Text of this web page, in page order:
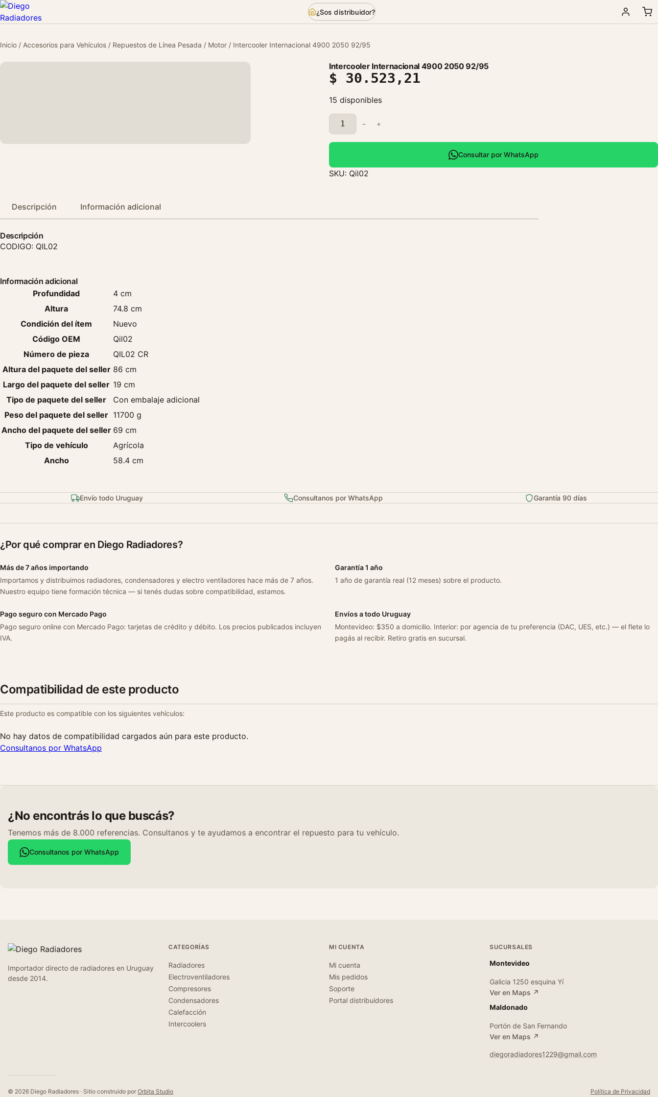
¿Sos distribuidor?
Inicio / Accesorios para Vehículos / Repuestos de Línea Pesada / Motor / Intercooler Internacional 4900 2050 92/95
Intercooler Internacional 4900 2050 92/95
$ 30.523,21
15 disponibles
I
n
t
r
c
9
− +
Consultar por WhatsApp
SKU: Qil02
Descripción Información adicional
Descripción
CODIGO: QIL02
Información adicional
Profundidad
4 cm
Altura
74.8 cm
Condición del ítem
Nuevo
Código OEM
Qil02
Número de pieza
QIL02 CR
Altura del paquete del seller 86 cm
Largo del paquete del seller 19 cm
Tipo de paquete del seller
Con embalaje adicional
Peso del paquete del seller 11700 g
Ancho del paquete del seller 69 cm
Tipo de vehículo
Agrícola
Ancho
58.4 cm
Envío todo Uruguay Consultanos por WhatsApp Garantía 90 días
¿Por qué comprar en Diego Radiadores?
Más de 7 años importando
Importamos y distribuimos radiadores, condensadores y electro ventiladores hace más de 7 años.
Nuestro equipo tiene formación técnica — si tenés dudas sobre compatibilidad, estamos.
Garantía 1 año
1 año de garantía real (12 meses) sobre el producto.
Pago seguro con Mercado Pago
Pago seguro online con Mercado Pago: tarjetas de crédito y débito. Los precios publicados incluyen
IVA.
Envíos a todo Uruguay
Montevideo: $350 a domicilio. Interior: por agencia de tu preferencia (DAC, UES, etc.) — el flete lo
pagás al recibir. Retiro gratis en sucursal.
Compatibilidad de este producto
Este producto es compatible con los siguientes vehículos:
No hay datos de compatibilidad cargados aún para este producto.
Consultanos por WhatsApp
¿No encontrás lo que buscás?
Tenemos más de 8.000 referencias. Consultanos y te ayudamos a encontrar el repuesto para tu vehículo.
Consultanos por WhatsApp
Importador directo de radiadores en Uruguay
desde 2014.
CATEGORÍAS
Radiadores
Electroventiladores
Compresores
Condensadores
Calefacción
Intercoolers
MI CUENTA
Mi cuenta
Mis pedidos
Soporte
Portal distribuidores
SUCURSALES
Montevideo
Galicia 1250 esquina Yí
Ver en Maps ↗
Maldonado
Portón de San Fernando
Ver en Maps ↗
diegoradiadores1229@gmail.com
© 2026 Diego Radiadores · Sitio construido por Orbita Studio Política de Privacidad